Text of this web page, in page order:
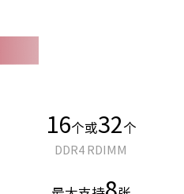
16个或32 个
DDR4 RDIMM
8